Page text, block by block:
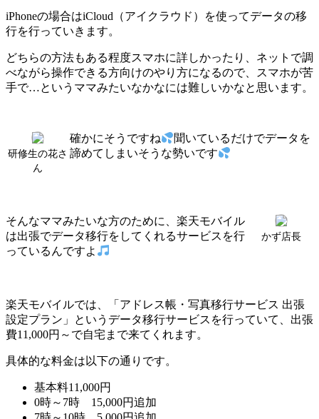
iPhoneの場合はiCloud（アイクラウド）を使ってデータの移
行を行っていきます。
どちらの方法もある程度スマホに詳しかったり、ネットで調
べながら操作できる方向けのやり方になるので、スマホが苦
手で…というママみたいなかなには難しいかなと思います。
研修生の花さ
ん
確かにそうですね
聞いているだけでデータを
諦めてしまいそうな勢いです
そんなママみたいな方のために、楽天モバイル
は出張でデータ移行をしてくれるサービスを行
っているんですよ
かず店長
楽天モバイルでは、「アドレス帳・写真移行サービス 出張
設定プラン」というデータ移行サービスを行っていて、出張
費11,000円～で自宅まで来てくれます。
具体的な料金は以下の通りです。
基本料11,000円
0時～7時 15,000円追加